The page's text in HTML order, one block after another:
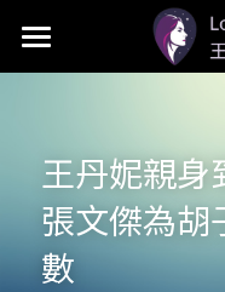
首頁
LOU新聞
LOU影視
王丹妮親
張文傑為胡
數